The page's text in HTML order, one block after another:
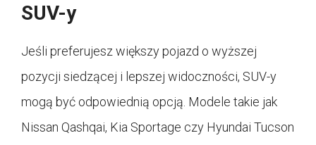
SUV-y
Jeśli preferujesz większy pojazd o wyższej
pozycji siedzącej i lepszej widoczności, SUV-y
mogą być odpowiednią opcją. Modele takie jak
Nissan Qashqai, Kia Sportage czy Hyundai Tucson